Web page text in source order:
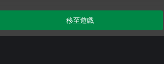
Teenage Mutant Ninja Turtles: Mutants
移至遊戲